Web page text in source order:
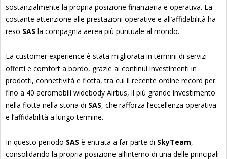
sostanzialmente la propria posizione finanziaria e operativa. La
costante attenzione alle prestazioni operative e all’affidabilità ha
reso SAS la compagnia aerea più puntuale al mondo.
La customer experience è stata migliorata in termini di servizi
offerti e comfort a bordo, grazie ai continui investimenti in
prodotti, connettività e flotta, tra cui il recente ordine record per
fino a 40 aeromobili widebody Airbus, il più grande investimento
nella flotta nella storia di SAS, che rafforza l’eccellenza operativa
e l’affidabilità a lungo termine.
In questo periodo SAS è entrata a far parte di SkyTeam,
consolidando la propria posizione all’interno di una delle principali